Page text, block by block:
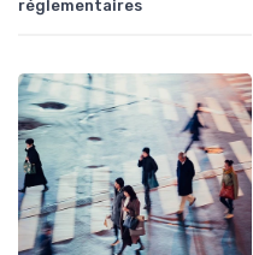
réglementaires